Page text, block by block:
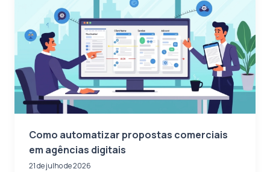
Como automatizar propostas comerciais
em agências digitais
21 de julho de 2026